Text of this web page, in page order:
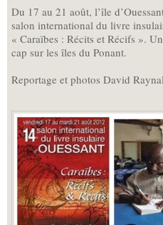
Du 17 au 21 août, l’île
salon international du livre
« Caraïbes : Récits et Récifs ».
cap sur les îles du Ponant.
Reportage et photos David